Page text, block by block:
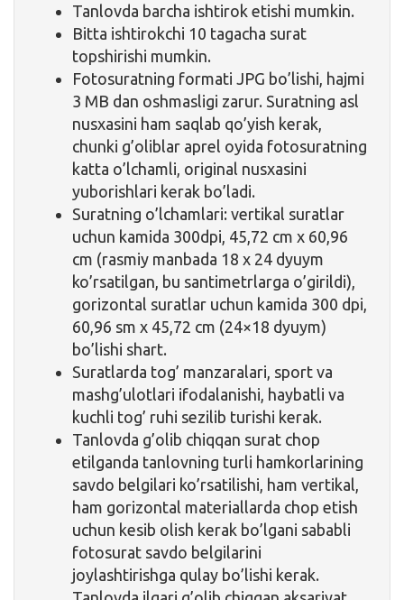
Tanlovda barcha ishtirok etishi mumkin.
Bitta ishtirokchi 10 tagacha surat
topshirishi mumkin.
Fotosuratning formati JPG bo’lishi, hajmi
3 MB dan oshmasligi zarur. Suratning asl
nusxasini ham saqlab qo’yish kerak,
chunki g’oliblar aprel oyida fotosuratning
katta o’lchamli, original nusxasini
yuborishlari kerak bo’ladi.
Suratning o’lchamlari: vertikal suratlar
uchun kamida 300dpi, 45,72 cm x 60,96
cm (rasmiy manbada 18 x 24 dyuym
ko’rsatilgan, bu santimetrlarga o’girildi),
gorizontal suratlar uchun kamida 300 dpi,
60,96 sm x 45,72 cm (24×18 dyuym)
bo’lishi shart.
Suratlarda tog’ manzaralari, sport va
mashg’ulotlari ifodalanishi, haybatli va
kuchli tog’ ruhi sezilib turishi kerak.
Tanlovda g’olib chiqqan surat chop
etilganda tanlovning turli hamkorlarining
savdo belgilari ko’rsatilishi, ham vertikal,
ham gorizontal materiallarda chop etish
uchun kesib olish kerak bo’lgani sababli
fotosurat savdo belgilarini
joylashtirishga qulay bo’lishi kerak.